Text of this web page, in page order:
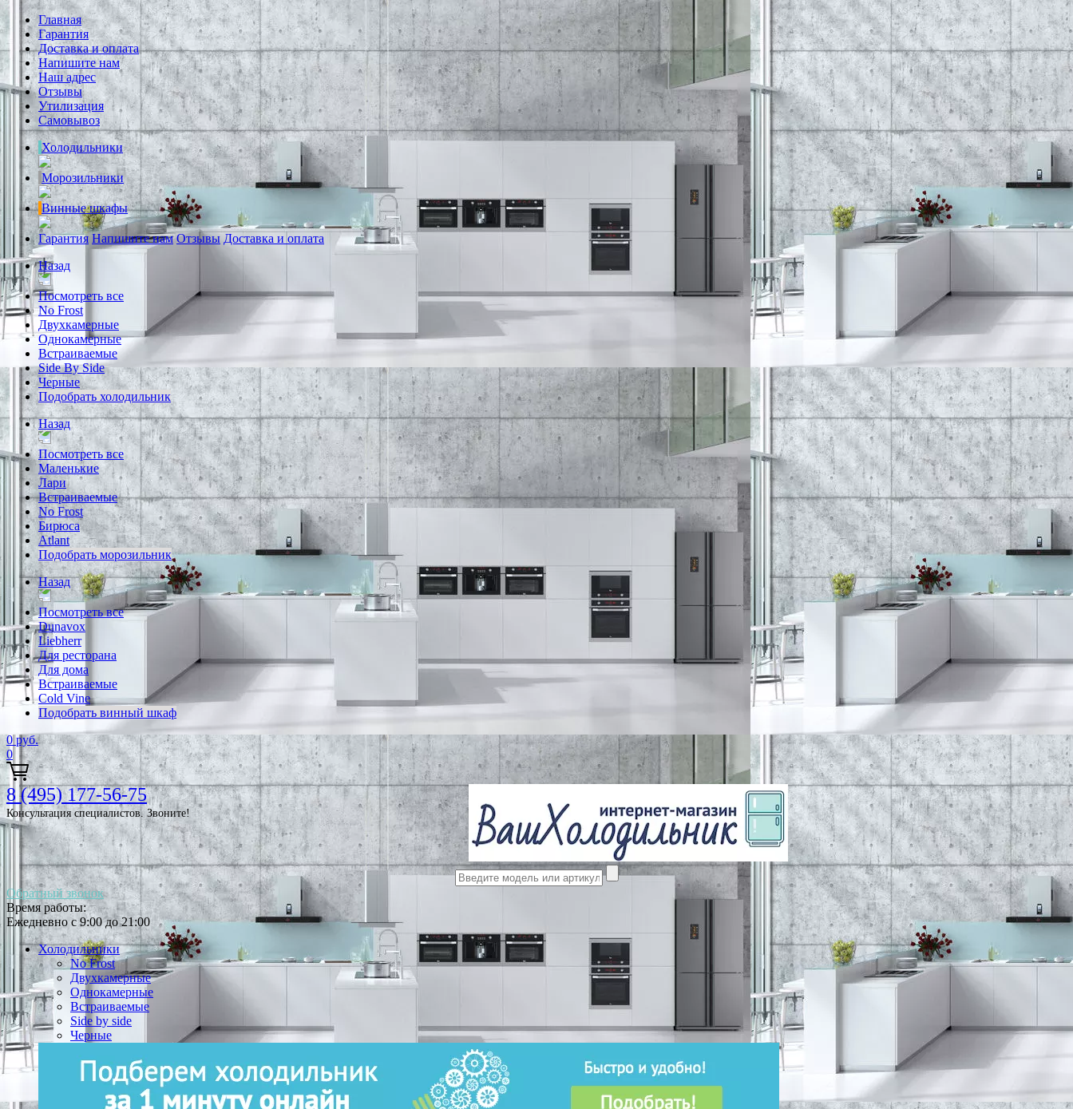
Главная
Гарантия
Доставка и оплата
Напишите нам
Наш адрес
Отзывы
Утилизация
Самовывоз
Холодильники
Морозильники
Винные шкафы
Гарантия Напишите нам Отзывы Доставка и оплата
Назад
Посмотреть все
No Frost
Двухкамерные
Однокамерные
Встраиваемые
Side By Side
Черные
Подобрать холодильник
Назад
Посмотреть все
Маленькие
Лари
Встраиваемые
No Frost
Бирюса
Atlant
Подобрать морозильник
Назад
Посмотреть все
Dunavox
Liebherr
Для ресторана
Для дома
Встраиваемые
Cold Vine
Подобрать винный шкаф
0 руб.
0
8 (495) 177-56-75
Консультация специалистов. Звоните!
Обратный звонок
Время работы:
Ежедневно с 9:00 до 21:00
Холодильники
No Frost
Двухкамерные
Однокамерные
Встраиваемые
Side by side
Черные